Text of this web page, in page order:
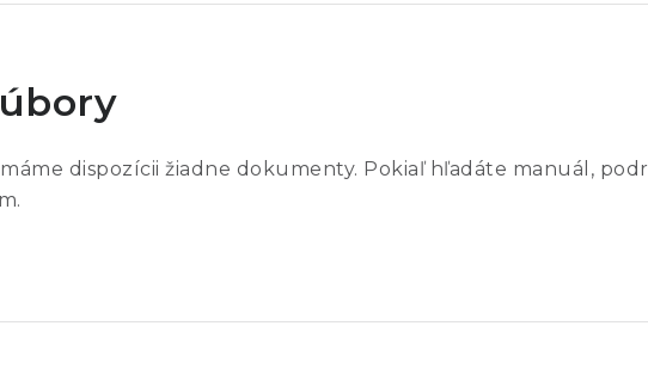
dispozícii žiadne dokumenty. Pokiaľ hľadáte manuál,